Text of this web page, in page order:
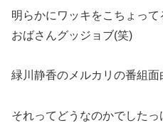
明らかにワッキをこちょって
おばさんグッジョブ(笑)
緑川静香のメルカリの番組
それってどうなのかでしたっ